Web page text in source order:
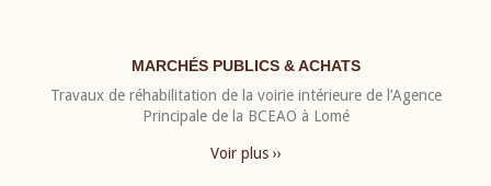
MARCHÉS PUBLICS & ACHATS
Travaux de réhabilitation de la voirie intérieure de l’Agence
Principale de la BCEAO à Lomé
Voir plus ››